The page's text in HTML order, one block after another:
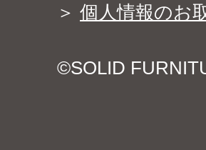
＞ 個人情報のお
©SOLID